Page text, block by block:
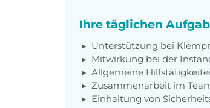
Ihre täglichen
Unterstützung bei
Mitwirkung bei der
Allgemeine
Zusammenarbeit im
Einhaltung von